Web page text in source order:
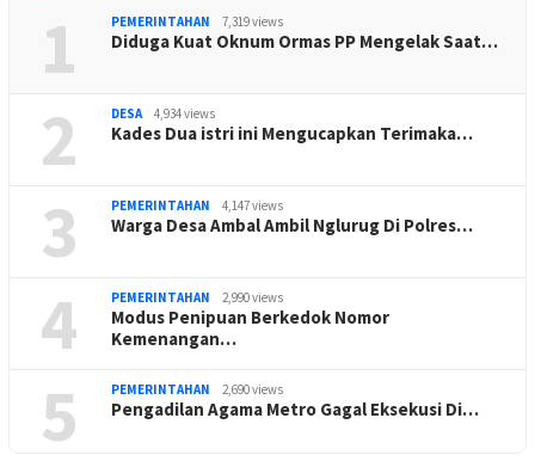
1 PEMERINTAHAN 7,319 views
Diduga Kuat Oknum Ormas PP Mengelak Saat…
2 DESA 4,934 views
Kades Dua istri ini Mengucapkan Terimaka…
3 PEMERINTAHAN 4,147 views
Warga Desa Ambal Ambil Nglurug Di Polres…
4 PEMERINTAHAN 2,990 views
Modus Penipuan Berkedok Nomor
Kemenangan…
5 PEMERINTAHAN 2,690 views
Pengadilan Agama Metro Gagal Eksekusi Di…